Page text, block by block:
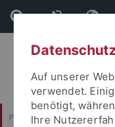
Direkt
zum
Inhalt
Direkt
zur
Fußleiste
Philosophische Fakultät
Auf unserer
verwendet.
benötigt,
Ihre